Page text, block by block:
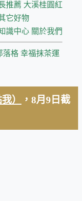
推薦 大溪桂圓紅
它好物
識中心 關於我們
落格 幸福抹茶運
）
，8月9日截